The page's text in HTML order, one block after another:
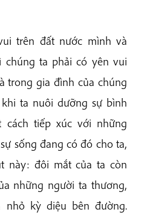
trên đất nước mình và
ta phải có yên vui
trong gia đình của chúng
ta nuôi dưỡng sự bình
tiếp xúc với những
sống đang có đó cho ta,
này: đôi mắt của ta còn
những người ta thương,
nhỏ kỳ diệu bên đường.